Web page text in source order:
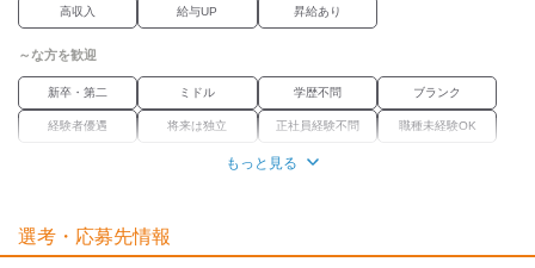
■独立支援制度
■従業員紹介制度
■競合店視察（隔月）
■社内イベント色々☆
高収入 給与UP 昇給あり
～な方を歓迎
新卒・第二 ミドル 学歴不問 ブランク
経験者優遇 将来は独立 正社員経験不問 職種未経験OK
魅力的な待遇
もっと見る
選考・応募先情報